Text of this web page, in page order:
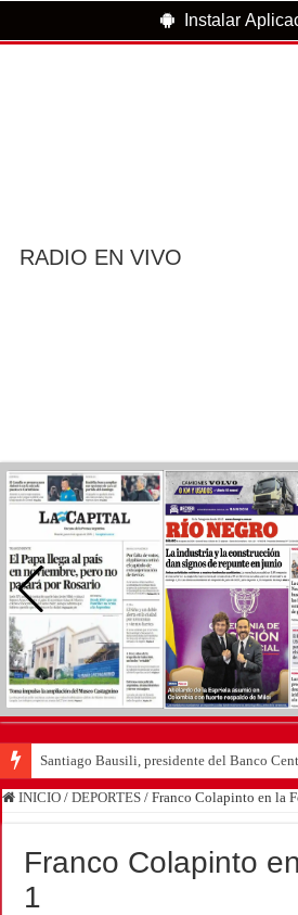
Instalar
RADIO EN VIVO
Santiago Bausili, presidente del Banco
INICIO / DEPORTES / Franco Colapinto en la
Franco Colapinto
1